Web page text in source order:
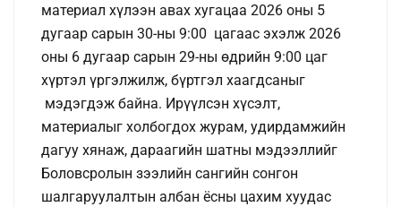
материал хүлээн авах хугацаа 2026 оны 5
дугаар сарын 30-ны 9:00 цагаас эхэлж 2026
оны 6 дугаар сарын 29-ны өдрийн 9:00 цаг
хүртэл үргэлжилж, бүртгэл хаагдсаныг
мэдэгдэж байна. Ирүүлсэн хүсэлт,
материалыг холбогдох журам, удирдамжийн
дагуу хянаж, дараагийн шатны мэдээллийг
Боловсролын зээлийн сангийн сонгон
шалгаруулалтын албан ёсны цахим хуудас